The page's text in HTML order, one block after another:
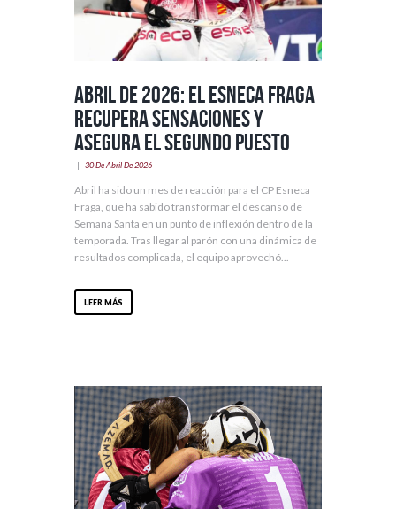
Abril de 2026: el Esneca Fraga
recupera sensaciones y
asegura el segundo puesto
30 De Abril De 2026
Abril ha sido un mes de reacción para el CP Esneca
Fraga, que ha sabido transformar el descanso de
Semana Santa en un punto de inflexión dentro de la
temporada. Tras llegar al parón con una dinámica de
resultados complicada, el equipo aprovechó...
LEER MÁS